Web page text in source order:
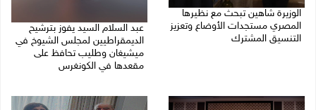
الوزيرة شاهين تبحث مع نظيرها
المصري مستجدات الأوضاع وتعزيز
التنسيق المشترك
عبد السلام السيد يفوز بترشيح
الديمقراطيين لمجلس الشيوخ في
ميشيغان وطليب تحافظ على
مقعدها في الكونغرس